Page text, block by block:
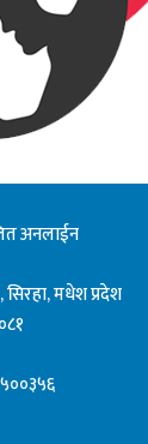
अनलाईन
मधेश प्रदेश